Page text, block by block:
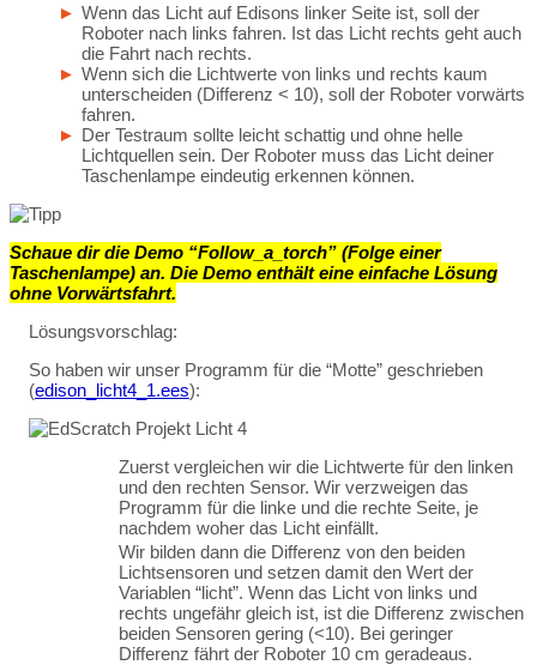
Wenn das Licht auf Edisons linker Seite ist, soll der
Roboter nach links fahren. Ist das Licht rechts geht auch
die Fahrt nach rechts.
Wenn sich die Lichtwerte von links und rechts kaum
unterscheiden (Differenz < 10), soll der Roboter vorwärts
fahren.
Der Testraum sollte leicht schattig und ohne helle
Lichtquellen sein. Der Roboter muss das Licht deiner
Taschenlampe eindeutig erkennen können.
Schaue dir die Demo “Follow_a_torch” (Folge einer
Taschenlampe) an. Die Demo enthält eine einfache Lösung
ohne Vorwärtsfahrt.
Lösungsvorschlag:
So haben wir unser Programm für die “Motte” geschrieben
(edison_licht4_1.ees):
Zuerst vergleichen wir die Lichtwerte für den linken
und den rechten Sensor. Wir verzweigen das
Programm für die linke und die rechte Seite, je
nachdem woher das Licht einfällt.
Wir bilden dann die Differenz von den beiden
Lichtsensoren und setzen damit den Wert der
Variablen “licht”. Wenn das Licht von links und
rechts ungefähr gleich ist, ist die Differenz zwischen
beiden Sensoren gering (<10). Bei geringer
Differenz fährt der Roboter 10 cm geradeaus.